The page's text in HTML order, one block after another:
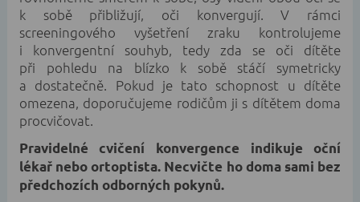
k sobě přibližují, oči konvergují. V rámci
screeningového vyšetření zraku kontrolujeme
i konvergentní souhyb, tedy zda se oči dítěte
při pohledu na blízko k sobě stáčí symetricky
a dostatečně. Pokud je tato schopnost u dítěte
omezena, doporučujeme rodičům ji s dítětem doma
procvičovat.
Pravidelné cvičení konvergence indikuje oční
lékař nebo ortoptista. Necvičte ho doma sami bez
předchozích odborných pokynů.